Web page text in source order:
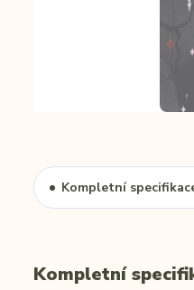
Kompletní
Kompletní